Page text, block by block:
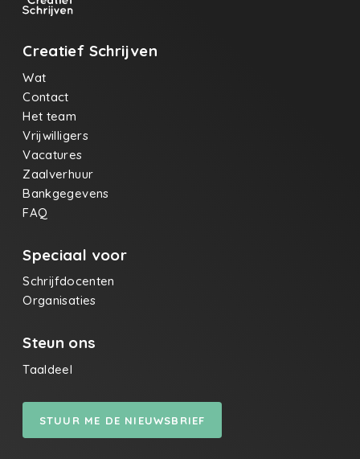
Creatief Schrijven
Wat
Contact
Het team
Vrijwilligers
Vacatures
Zaalverhuur
Bankgegevens
FAQ
Speciaal voor
Schrijfdocenten
Organisaties
Steun ons
Taaldeel
STUUR ME DE NIEUWSBRIEF